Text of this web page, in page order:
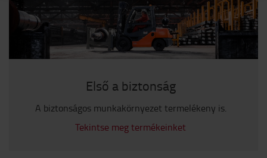
Első a biztonság
A biztonságos munkakörnyezet termelékeny is.
Tekintse meg termékeinket